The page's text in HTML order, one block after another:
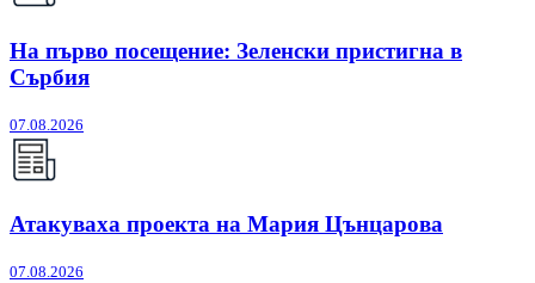
На първо посещение: Зеленски пристигна в
Сърбия
07.08.2026
Атакуваха проекта на Мария Цънцарова
07.08.2026